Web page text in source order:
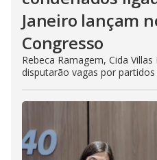
Janeiro lançam
Congresso
Rebeca Ramagem, Cida
disputarão vagas por